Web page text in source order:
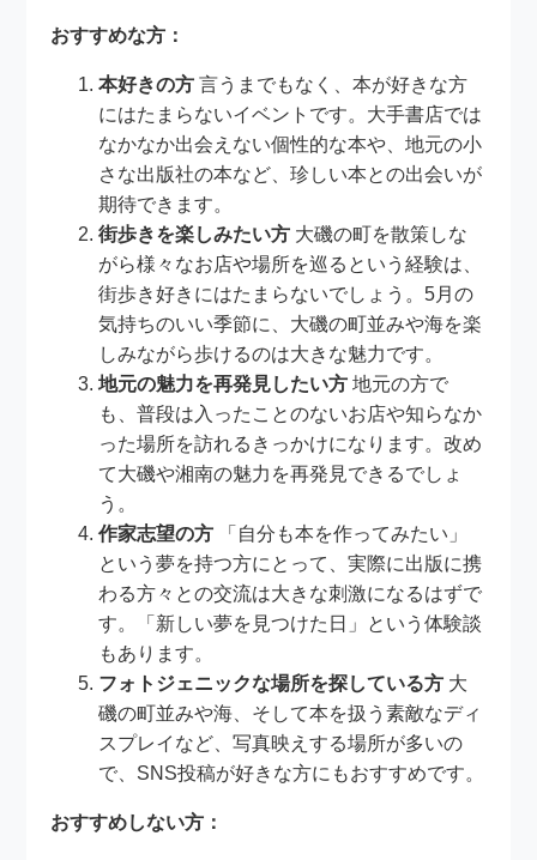
おすすめな方：
本好きの方 言うまでもなく、本が好きな方
にはたまらないイベントです。大手書店では
なかなか出会えない個性的な本や、地元の小
さな出版社の本など、珍しい本との出会いが
期待できます。
街歩きを楽しみたい方 大磯の町を散策しな
がら様々なお店や場所を巡るという経験は、
街歩き好きにはたまらないでしょう。5月の
気持ちのいい季節に、大磯の町並みや海を楽
しみながら歩けるのは大きな魅力です。
地元の魅力を再発見したい方 地元の方で
も、普段は入ったことのないお店や知らなか
った場所を訪れるきっかけになります。改め
て大磯や湘南の魅力を再発見できるでしょ
う。
作家志望の方 「自分も本を作ってみたい」
という夢を持つ方にとって、実際に出版に携
わる方々との交流は大きな刺激になるはずで
す。「新しい夢を見つけた日」という体験談
もあります。
フォトジェニックな場所を探している方 大
磯の町並みや海、そして本を扱う素敵なディ
スプレイなど、写真映えする場所が多いの
で、SNS投稿が好きな方にもおすすめです。
おすすめしない方：